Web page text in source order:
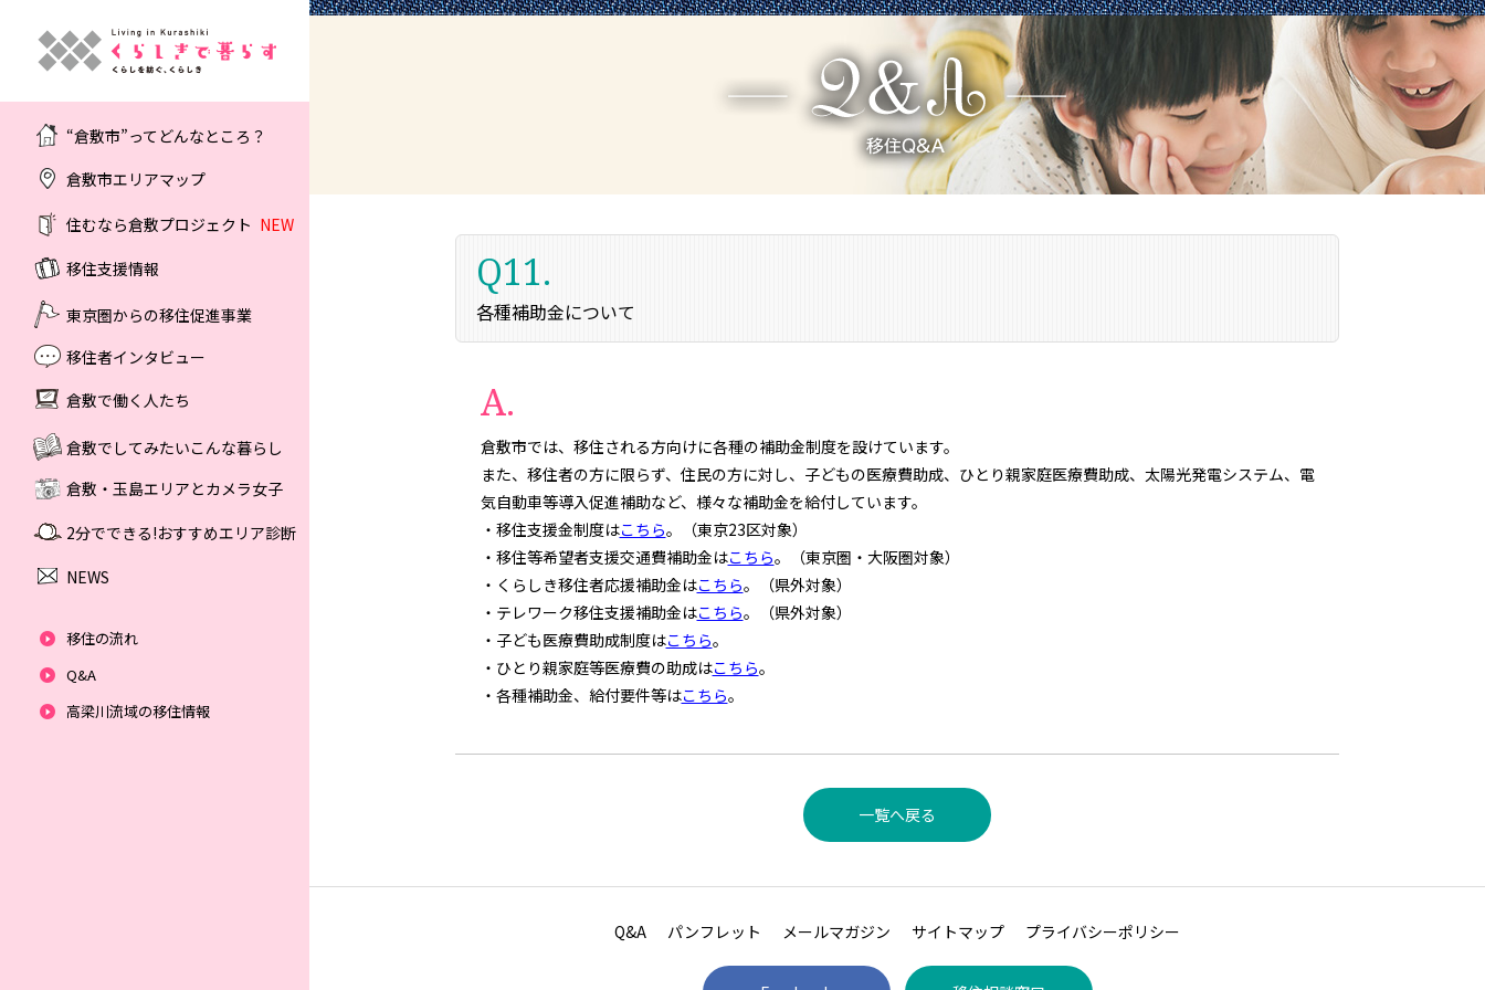
“倉敷市”ってどんなところ？
倉敷市エリアマップ
住むなら倉敷プロジェクト NEW
移住支援情報
東京圏からの移住促進事業
移住者インタビュー
倉敷で働く人たち
倉敷でしてみたいこんな暮らし
倉敷・玉島エリアとカメラ女子
2分でできる!おすすめエリア診断
NEWS
移住の流れ
Q&A
高梁川流域の移住情報
Q11.
各種補助金について
A.
倉敷市では、移住される方向けに各種の補助金制度を設けています。
また、移住者の方に限らず、住民の方に対し、子どもの医療費助成、ひとり親家庭医療費助成、太陽光発電システム、電
気自動車等導入促進補助など、様々な補助金を給付しています。
・移住支援金制度はこちら。（東京23区対象）
・移住等希望者支援交通費補助金はこちら。（東京圏・大阪圏対象）
・くらしき移住者応援補助金はこちら。（県外対象）
・テレワーク移住支援補助金はこちら。（県外対象）
・子ども医療費助成制度はこちら。
・ひとり親家庭等医療費の助成はこちら。
・各種補助金、給付要件等はこちら。
一覧へ戻る
Q&A パンフレット メールマガジン サイトマップ プライバシーポリシー